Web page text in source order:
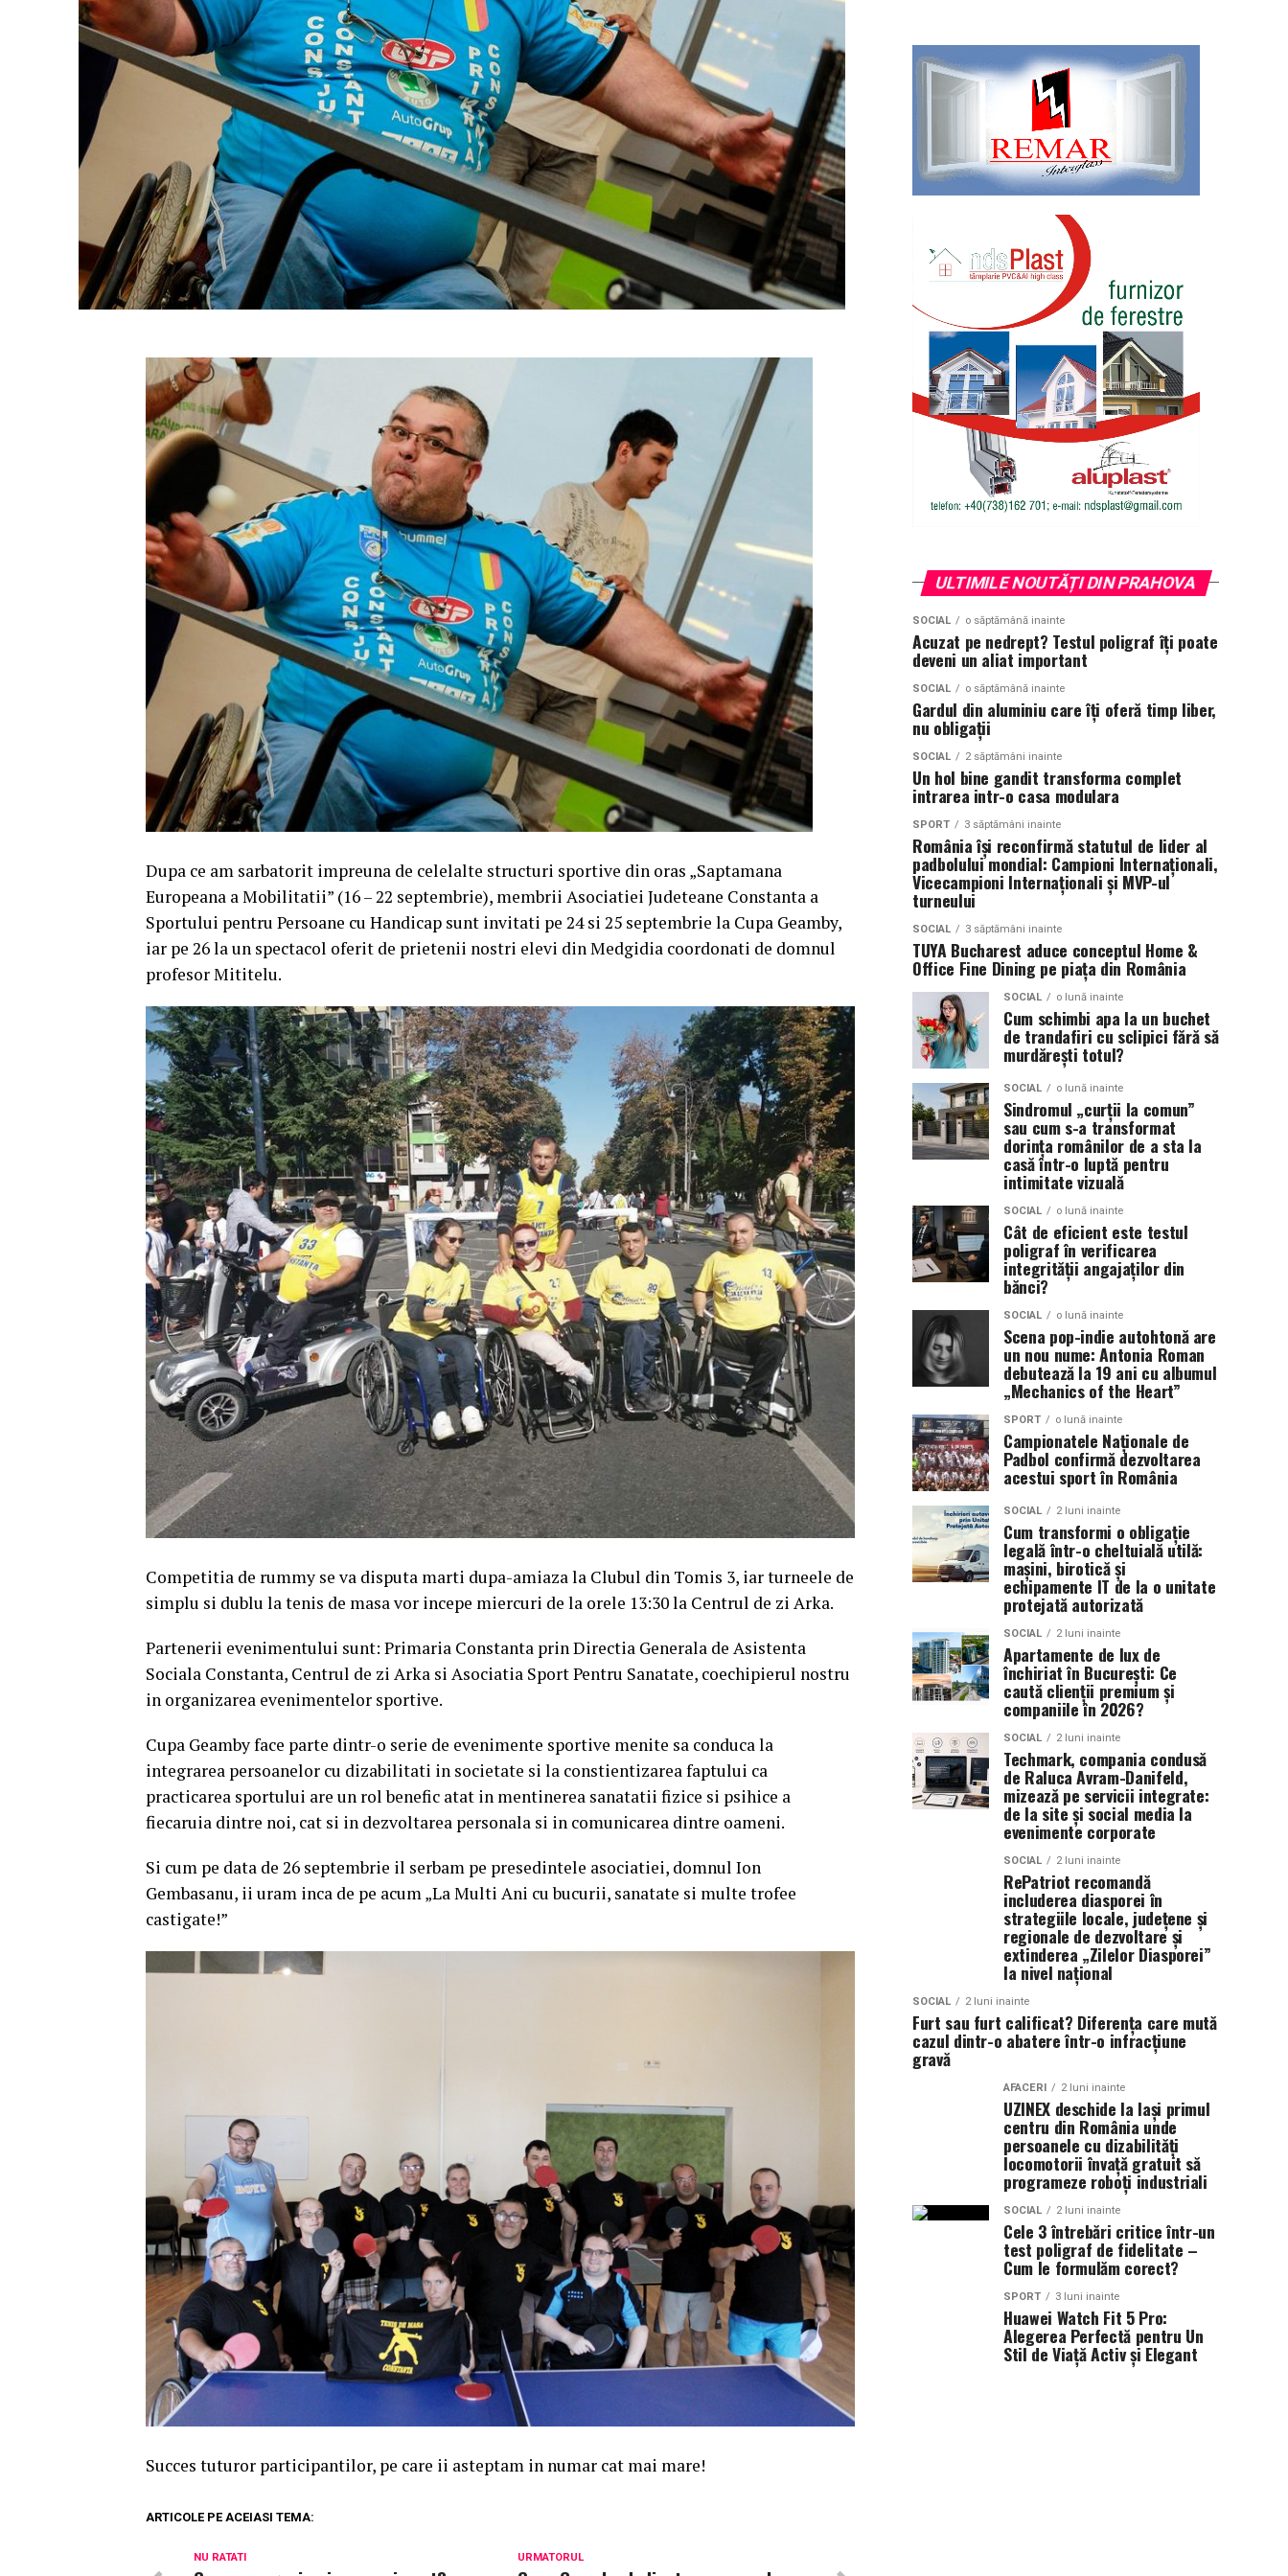
Dupa ce am sarbatorit impreuna de celelalte structuri sportive din oras „Saptamana
Europeana a Mobilitatii” (16 – 22 septembrie), membrii Asociatiei Judeteane Constanta a
Sportului pentru Persoane cu Handicap sunt invitati pe 24 si 25 septembrie la Cupa Geamby,
iar pe 26 la un spectacol oferit de prietenii nostri elevi din Medgidia coordonati de domnul
profesor Mititelu.
Competitia de rummy se va disputa marti dupa-amiaza la Clubul din Tomis 3, iar turneele de
simplu si dublu la tenis de masa vor incepe miercuri de la orele 13:30 la Centrul de zi Arka.
Partenerii evenimentului sunt: Primaria Constanta prin Directia Generala de Asistenta
Sociala Constanta, Centrul de zi Arka si Asociatia Sport Pentru Sanatate, coechipierul nostru
in organizarea evenimentelor sportive.
Cupa Geamby face parte dintr-o serie de evenimente sportive menite sa conduca la
integrarea persoanelor cu dizabilitati in societate si la constientizarea faptului ca
practicarea sportului are un rol benefic atat in mentinerea sanatatii fizice si psihice a
fiecaruia dintre noi, cat si in dezvoltarea personala si in comunicarea dintre oameni.
Si cum pe data de 26 septembrie il serbam pe presedintele asociatiei, domnul Ion
Gembasanu, ii uram inca de pe acum „La Multi Ani cu bucurii, sanatate si multe trofee
castigate!”
Succes tuturor participantilor, pe care ii asteptam in numar cat mai mare!
ARTICOLE PE ACEIASI TEMA:
URMATORUL
NU RATATI
ULTIMILE NOUTĂȚI DIN PRAHOVA
SOCIAL o săptămână inainte
Acuzat pe nedrept? Testul poligraf îţi poate
deveni un aliat important
SOCIAL o săptămână inainte
Gardul din aluminiu care îți oferă timp liber,
nu obligații
SOCIAL 2 săptămâni inainte
Un hol bine gandit transforma complet
intrarea intr-o casa modulara
SPORT 3 săptămâni inainte
România își reconfirmă statutul de lider al
padbolului mondial: Campioni Internaționali,
Vicecampioni Internaționali și MVP-ul
turneului
SOCIAL 3 săptămâni inainte
TUYA Bucharest aduce conceptul Home &
Office Fine Dining pe piața din România
SOCIAL o lună inainte
Cum schimbi apa la un buchet
de trandafiri cu sclipici fără să
murdărești totul?
SOCIAL o lună inainte
Sindromul „curții la comun”
sau cum s-a transformat
dorința românilor de a sta la
casă într-o luptă pentru
intimitate vizuală
SOCIAL o lună inainte
Cât de eficient este testul
poligraf în verificarea
integrității angajaților din
bănci?
SOCIAL o lună inainte
Scena pop-indie autohtonă are
un nou nume: Antonia Roman
debutează la 19 ani cu albumul
„Mechanics of the Heart”
SPORT o lună inainte
Campionatele Naționale de
Padbol confirmă dezvoltarea
acestui sport în România
SOCIAL 2 luni inainte
Cum transformi o obligație
legală într-o cheltuială utilă:
mașini, birotică și
echipamente IT de la o unitate
protejată autorizată
SOCIAL 2 luni inainte
Apartamente de lux de
închiriat în București: Ce
caută clienții premium și
companiile în 2026?
SOCIAL 2 luni inainte
Techmark, compania condusă
de Raluca Avram-Danifeld,
mizează pe servicii integrate:
de la site și social media la
evenimente corporate
SOCIAL 2 luni inainte
RePatriot recomandă
includerea diasporei în
strategiile locale, județene și
regionale de dezvoltare și
extinderea „Zilelor Diasporei”
la nivel național
SOCIAL 2 luni inainte
Furt sau furt calificat? Diferența care mută
cazul dintr-o abatere într-o infracțiune
gravă
AFACERI 2 luni inainte
UZINEX deschide la Iași primul
centru din România unde
persoanele cu dizabilități
locomotorii învață gratuit să
programeze roboți industriali
SOCIAL 2 luni inainte
Cele 3 întrebări critice într-un
test poligraf de fidelitate –
Cum le formulăm corect?
SPORT 3 luni inainte
Huawei Watch Fit 5 Pro:
Alegerea Perfectă pentru Un
Stil de Viață Activ și Elegant